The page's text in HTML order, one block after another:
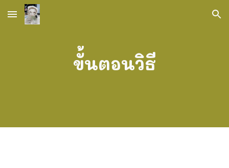
Skip to main content Skip to navigation
ขั้นตอนวิธี